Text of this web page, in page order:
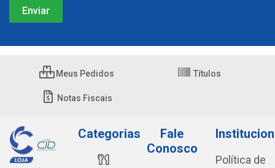
Meus Pedidos Títulos
Notas Fiscais
Categorias
Fale
Conosco
Política de